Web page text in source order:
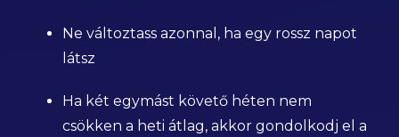
Ne változtass azonnal, ha egy rossz napot
látsz
Ha két egymást követő héten nem
csökken a heti átlag, akkor gondolkodj el a